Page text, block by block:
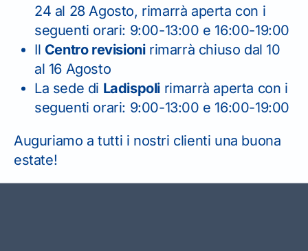
Attività di consulenza su tutte
le pratiche mezzi pesanti
Servizi
24 al 28 Agosto, rimarrà aperta con i
seguenti orari: 9:00-13:00 e 16:00-19:00
Il Centro revisionirimarrà chiuso dal 10
al 16 Agosto
La sede di Ladispoli rimarrà aperta con i
seguenti orari: 9:00-13:00 e 16:00-19:00
Auguriamo a tutti i nostri clienti una buona
estate!